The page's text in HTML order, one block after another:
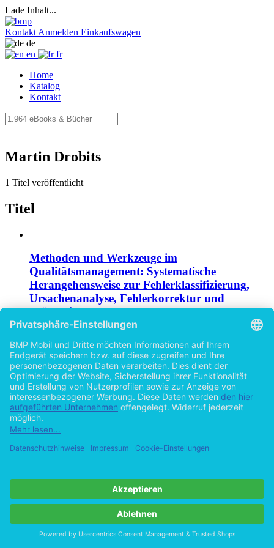
Lade Inhalt...
Kontakt Anmelden Einkaufswagen
de
en
fr
Home
Katalog
Kontakt
Martin Drobits
1 Titel veröffentlicht
Titel
Methoden und Werkzeuge im
Qualitätsmanagement: Systematische
Herangehensweise zur Fehlerklassifizierung,
Ursachenanalyse, Fehlerkorrektur und
Prävention
©2010 Bachelorarbeit 40 Seiten
Hilfe/FAQ
Impressum
Datenschutz
AGB
Vertrag widerrufen
Zur Desktop-Version
Copyright ©Imprint in der Bedey & Thoms Media GmbH
byOpen Publishing